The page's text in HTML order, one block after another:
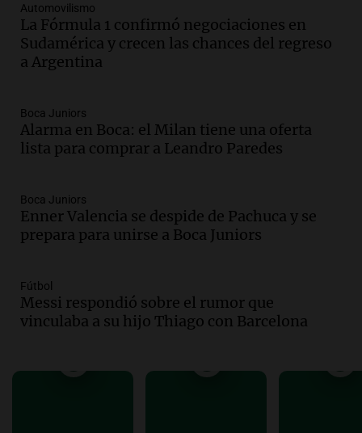
Audio.Gabriela Irrazábal: “Un 35,5% de
la población del país fue a templos a
buscar ayuda el último año”
La Argentina, hoy
Audio.
sobre la muerte del kitesurfista en
Santa Fe.
Audio.
José Roccuzzo, cortes de carne y
compras de Antonella: bromas en
Rosario.
Audio.José Roccuzzo, cortes de carne y
compras de Antonella: bromas en
Episodios
Automovilismo
La Fórmula 1 confirmó negociaciones en
Sudamérica y crecen las chances del regreso
a Argentina
Boca Juniors
Alarma en Boca: el Milan tiene una oferta
lista para comprar a Leandro Paredes
Boca Juniors
Enner Valencia se despide de Pachuca y se
prepara para unirse a Boca Juniors
Fútbol
Messi respondió sobre el rumor que
vinculaba a su hijo Thiago con Barcelona